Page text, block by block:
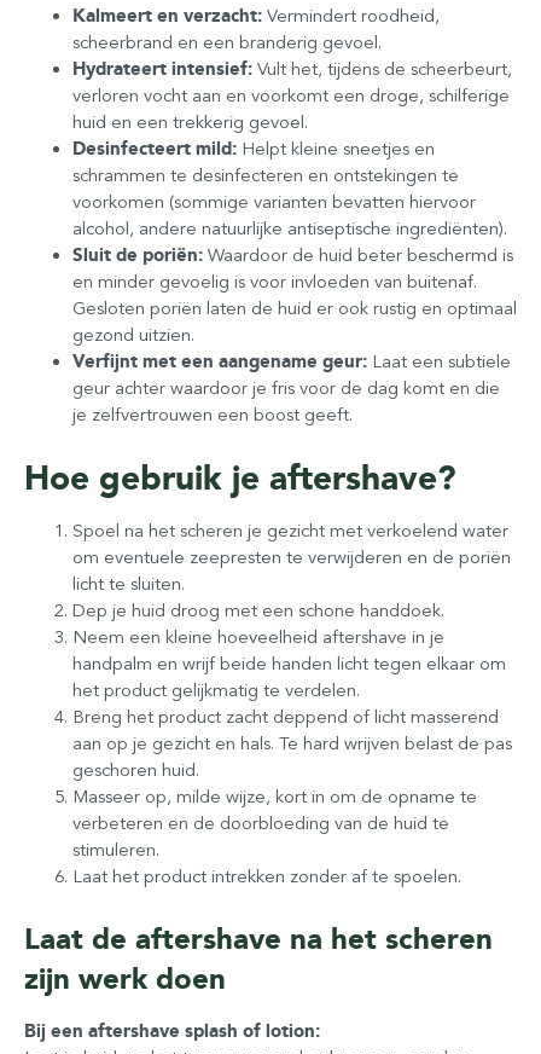
Kalmeert en verzacht: Vermindert roodheid,
scheerbrand en een branderig gevoel.
Hydrateert intensief: Vult het, tijdens de scheerbeurt,
verloren vocht aan en voorkomt een droge, schilferige
huid en een trekkerig gevoel.
Desinfecteert mild: Helpt kleine sneetjes en
schrammen te desinfecteren en ontstekingen te
voorkomen (sommige varianten bevatten hiervoor
alcohol, andere natuurlijke antiseptische ingrediënten).
Sluit de poriën: Waardoor de huid beter beschermd is
en minder gevoelig is voor invloeden van buitenaf.
Gesloten poriën laten de huid er ook rustig en optimaal
gezond uitzien.
Verfijnt met een aangename geur: Laat een subtiele
geur achter waardoor je fris voor de dag komt en die
je zelfvertrouwen een boost geeft.
Hoe gebruik je aftershave?
Spoel na het scheren je gezicht met verkoelend water
om eventuele zeepresten te verwijderen en de poriën
licht te sluiten.
Dep je huid droog met een schone handdoek.
Neem een kleine hoeveelheid aftershave in je
handpalm en wrijf beide handen licht tegen elkaar om
het product gelijkmatig te verdelen.
Breng het product zacht deppend of licht masserend
aan op je gezicht en hals. Te hard wrijven belast de pas
geschoren huid.
Masseer op, milde wijze, kort in om de opname te
verbeteren en de doorbloeding van de huid te
stimuleren.
Laat het product intrekken zonder af te spoelen.
Laat de aftershave na het scheren
zijn werk doen
Bij een aftershave splash of lotion: